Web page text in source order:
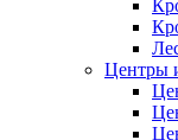
Центры